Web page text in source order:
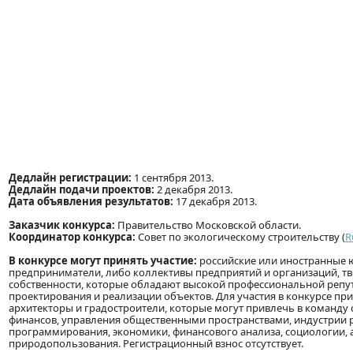
Дедлайн регистрации: 1 сентября 2013.
Дедлайн подачи проектов: 2 декабря 2013.
Дата объявления результатов: 17 декабря 2013.
Заказчик конкурса: Правительство Московской области.
Координатор конкурса: Совет по экологическому строительству (
В конкурсе могут принять участие: российские или
предприниматели, либо коллективы предприятий и организаций,
собственности, которые обладают высокой профессиональной
проектирования и реализации объектов. Для участия в конкурсе
архитекторы и градостроители, которые могут привлечь в
финансов, управления общественными пространствами, индустрии
программирования, экономики, финансового анализа,
природопользования. Регистрационный взнос отсутствует.